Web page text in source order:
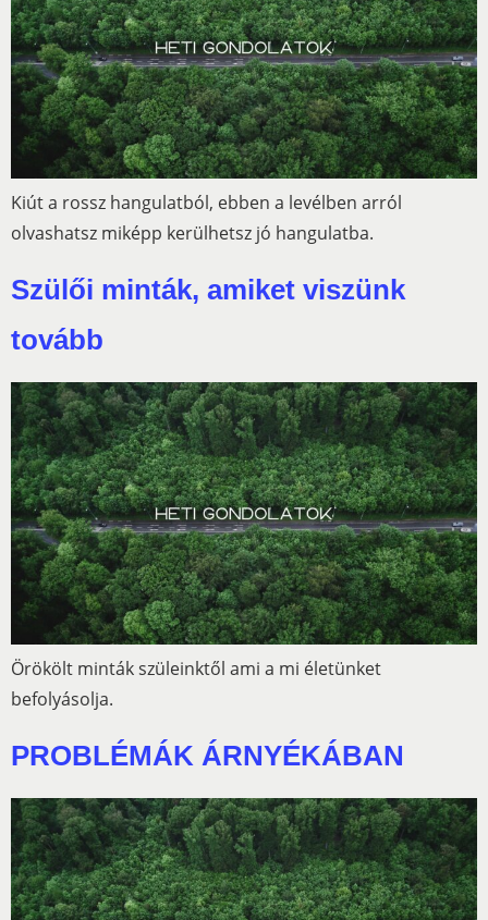
Kiút a rossz hangulatból, ebben a levélben arról
olvashatsz miképp kerülhetsz jó hangulatba.
Szülői minták, amiket viszünk
tovább
Örökölt minták szüleinktől ami a mi életünket
befolyásolja.
PROBLÉMÁK ÁRNYÉKÁBAN